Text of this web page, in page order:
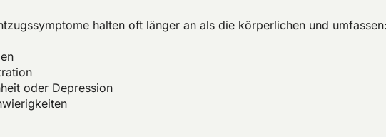
halten oft länger an als die körperlichen und umfassen:
oder Depression